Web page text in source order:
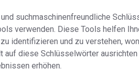
suchmaschinenfreundliche
verwenden. Diese Tools helfen
identifizieren und zu verstehen,
auf diese Schlüsselwörter
erhöhen.